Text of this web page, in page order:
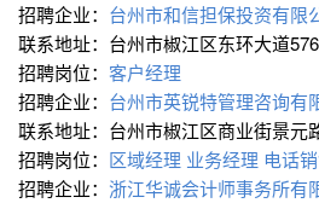
招聘企业： 台州市和信担保投资有限
联系地址：台州市椒江区东环大道
招聘岗位： 客户经理
招聘企业： 台州市英锐特管理咨询有
联系地址：台州市椒江区商业街景元
招聘岗位： 区域经理 业务经理 电话
招聘企业： 浙江华诚会计师事务所有